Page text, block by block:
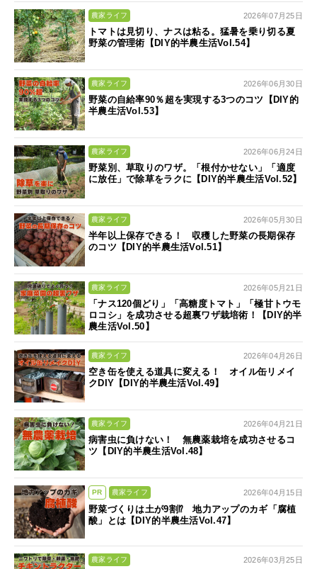
農家ライフ 2026年07月25日
トマトは見切り、ナスは粘る。猛暑を乗り切る夏
野菜の管理術【DIY的半農生活Vol.54】
農家ライフ 2026年06月30日
野菜の自給率90％超を実現する3つのコツ【DIY的
半農生活Vol.53】
農家ライフ 2026年06月24日
野菜別、草取りのワザ。「根付かせない」「適度
に放任」で除草をラクに【DIY的半農生活Vol.52】
農家ライフ 2026年05月30日
半年以上保存できる！ 収穫した野菜の長期保存
のコツ【DIY的半農生活Vol.51】
農家ライフ 2026年05月21日
「ナス120個どり」「高糖度トマト」「極甘トウモ
ロコシ」を成功させる超裏ワザ栽培術！【DIY的半
農生活Vol.50】
農家ライフ 2026年04月26日
空き缶を使える道具に変える！ オイル缶リメイ
クDIY【DIY的半農生活Vol.49】
農家ライフ 2026年04月21日
病害虫に負けない！ 無農薬栽培を成功させるコ
ツ【DIY的半農生活Vol.48】
PR 農家ライフ 2026年04月15日
野菜づくりは土が9割⁉ 地力アップのカギ「腐植
酸」とは【DIY的半農生活Vol.47】
農家ライフ 2026年03月25日